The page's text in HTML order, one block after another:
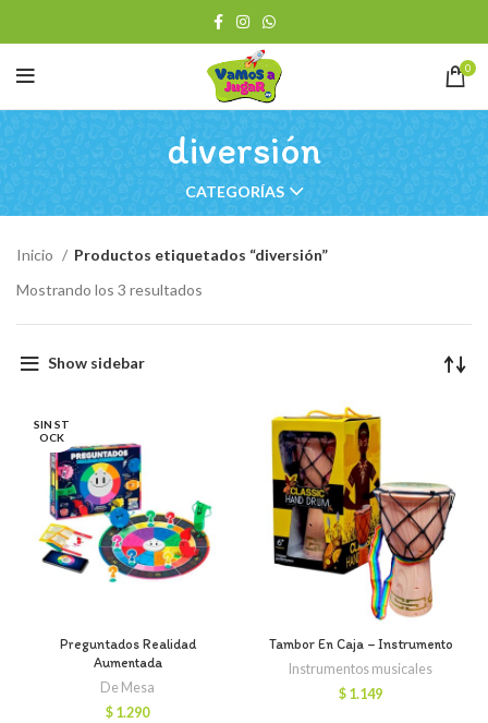
0
diversión
CATEGORÍAS
Inicio
Productos etiquetados “diversión”
Mostrando los 3 resultados
Show sidebar
SIN ST
OCK
Preguntados Realidad
Aumentada
De Mesa
$ 1.290
Tambor En Caja – Instrumento
Instrumentos musicales
$ 1.149